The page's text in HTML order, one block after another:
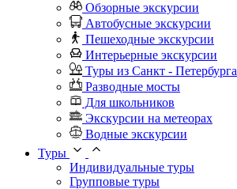
Обзорные экскурсии
Автобусные экскурсии
Пешеходные экскурсии
Интерьерные экскурсии
Туры из Санкт - Петербурга
Разводные мосты
Для школьников
Экскурсии на метеорах
Водные экскурсии
Туры
Индивидуальные туры
Групповые туры